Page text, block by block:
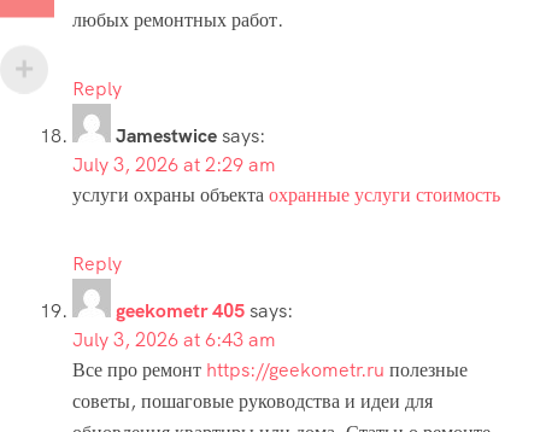
любых ремонтных работ.
Reply
Jamestwicesays:
July 3, 2026 at 2:29 am
услуги охраны объектаохранные услуги стоимость
Reply
geekometr 405says:
July 3, 2026 at 6:43 am
Все про ремонт https://geekometr.ru полезные
советы, пошаговые руководства и идеи для